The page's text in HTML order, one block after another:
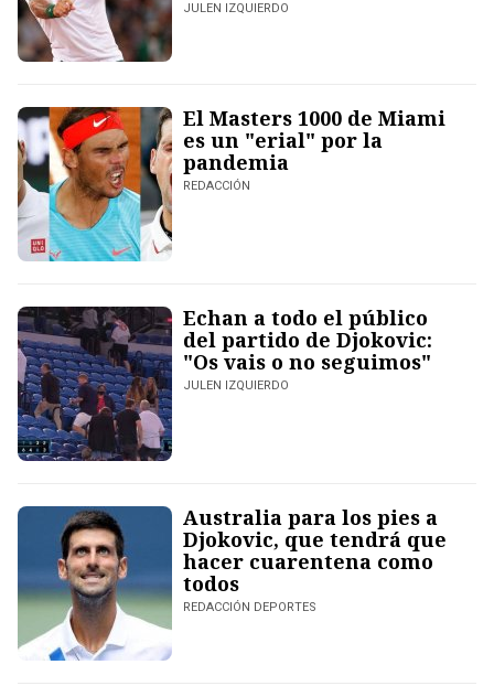
JULEN IZQUIERDO
El Masters 1000 de Miami
es un "erial" por la
pandemia
REDACCIÓN
Echan a todo el público
del partido de Djokovic:
"Os vais o no seguimos"
JULEN IZQUIERDO
Australia para los pies a
Djokovic, que tendrá que
hacer cuarentena como
todos
REDACCIÓN DEPORTES